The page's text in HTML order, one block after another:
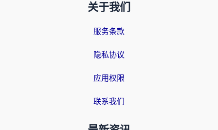
关于我们
服务条款
隐私协议
应用权限
联系我们